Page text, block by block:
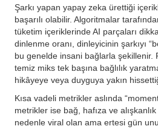
Şarkı yapan yapay zeka ürettiği
başarılı olabilir. Algoritmalar
tüketim içeriklerinde AI parçaları
dinlenme oranı, dinleyicinin şarkıyı
bu genelde insani bağlarla şekillenir.
temiz miks tek başına bağlılık
hikâyeye veya duyguya yakın
Kısa vadeli metrikler aslında
metrikler ise bağ, hafıza ve
nedenle viral olan ama ertesi gün